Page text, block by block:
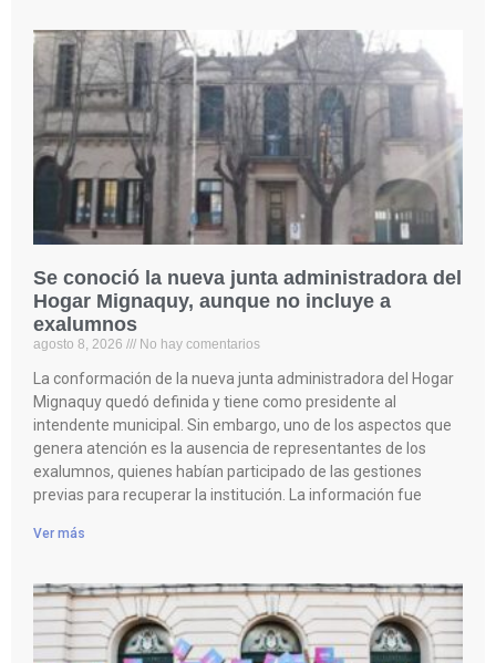
Se conoció la nueva junta administradora del
Hogar Mignaquy, aunque no incluye a
exalumnos
agosto 8, 2026 No hay comentarios
La conformación de la nueva junta administradora del Hogar
Mignaquy quedó definida y tiene como presidente al
intendente municipal. Sin embargo, uno de los aspectos que
genera atención es la ausencia de representantes de los
exalumnos, quienes habían participado de las gestiones
previas para recuperar la institución. La información fue
Ver más